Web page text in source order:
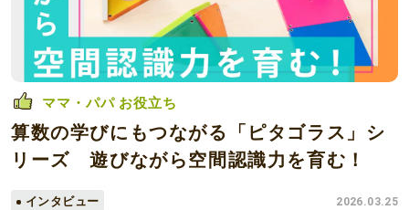
ママ・パパ お役立ち
算数の学びにもつながる「ピタゴラス」シ
リーズ 遊びながら空間認識力を育む！
インタビュー 2026.03.25